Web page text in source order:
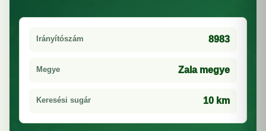
Irányítószám 8983
Megye Zala megye
Keresési sugár 10 km